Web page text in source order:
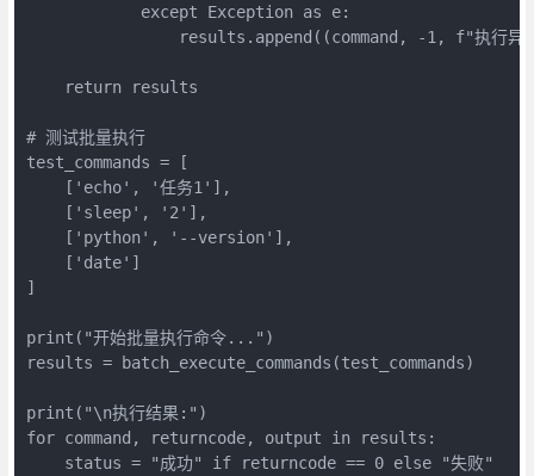
            except Exception as e:
results.append((command, -1, f"执行异
    return results
# 测试批量执行
test_commands = [
    ['echo', '任务1'],
    ['sleep', '2'],
    ['python', '--version'],
    ['date']
]
print("开始批量执行命令...")
results = batch_execute_commands(test_commands)
print("\n执行结果:")
for command, returncode, output in results:
    status = "成功" if returncode == 0 else "失败"